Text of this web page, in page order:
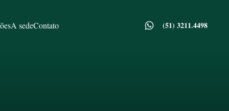
A sedeContato (51) 3211.4498